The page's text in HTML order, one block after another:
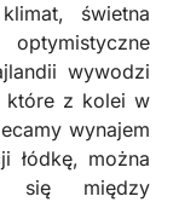
świetna
wywodzi
które z kolei w
wynajem
łódkę, można
się między